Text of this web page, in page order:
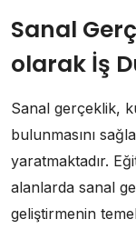
Sanal
olarak İş
Sanal gerçeklik,
bulunmasını
yaratmaktadır.
alanlarda sanal
geliştirmenin